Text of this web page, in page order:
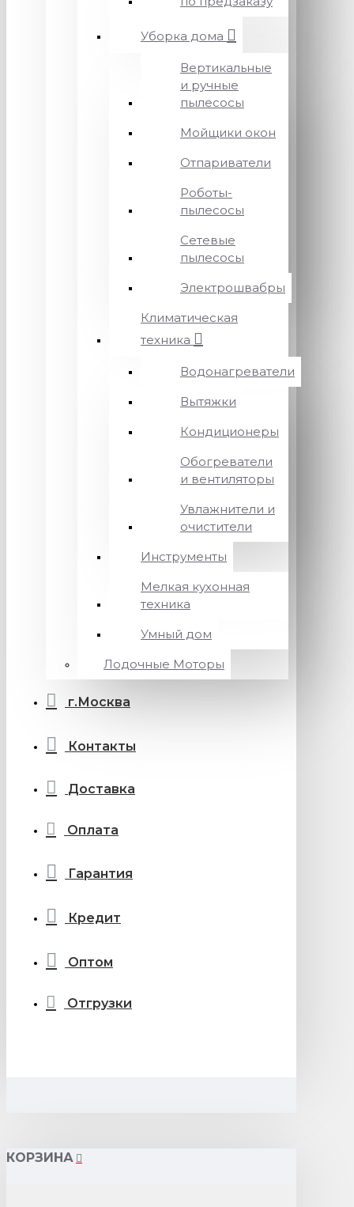
Уборка дома
Вертикальные
и ручные
пылесосы
Мойщики окон
Отпариватели
Роботы-
пылесосы
Сетевые
пылесосы
Электрошвабры
Климатическая
техника
Водонагреватели
Вытяжки
Кондиционеры
Обогреватели
и вентиляторы
Увлажнители и
очистители
Инструменты
Мелкая кухонная
техника
Умный дом
Лодочные Моторы
г.Москва
Контакты
Доставка
Оплата
Гарантия
Кредит
Оптом
Отгрузки
КОРЗИНА